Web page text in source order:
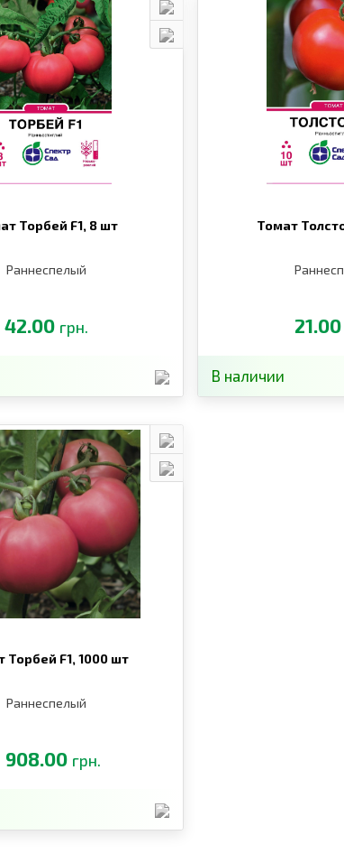
Торбей F1, 8 шт
Раннеспелый
42.00 грн.
Томат
21.00
В наличии
Торбей F1, 1000 шт
Раннеспелый
908.00 грн.